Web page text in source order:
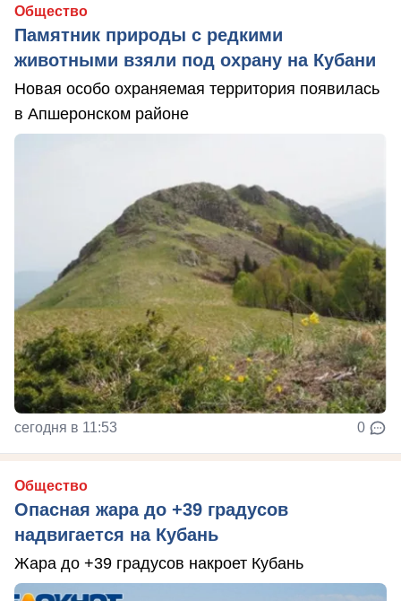
Общество
Памятник природы с редкими
животными взяли под охрану на Кубани
Новая особо охраняемая территория появилась
в Апшеронском районе
сегодня в 11:53 0
Общество
Опасная жара до +39 градусов
надвигается на Кубань
Жара до +39 градусов накроет Кубань